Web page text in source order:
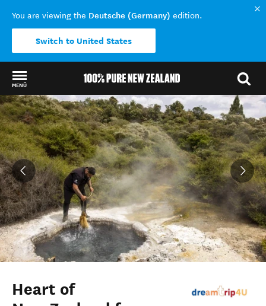
You are viewing the Deutsche (Germany) edition.
Switch to United States
MENÜ
Back to my results
Heart of